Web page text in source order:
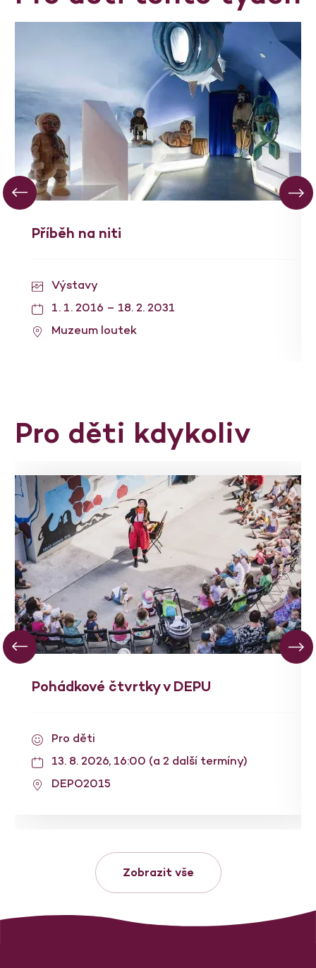
Příběh na niti
Výstavy
1. 1. 2016 – 18. 2. 2031
Muzeum loutek
Pro děti kdykoliv
Pohádkové čtvrtky v DEPU
Pro děti
13. 8. 2026, 16:00 (a 2 další termíny)
DEPO2015
Zobrazit vše